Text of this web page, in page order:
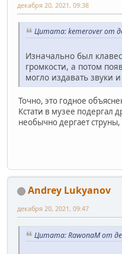
декабря 20, 2021, 09:38
Цитата: kemerover от
Изначально был
громкости, а потом
могло издавать звуки
Точно, это годное
Кстати в музее подергал
необычно дергает
Andrey Lukyanov
декабря 20, 2021, 09:47
Цитата: RawonaM от